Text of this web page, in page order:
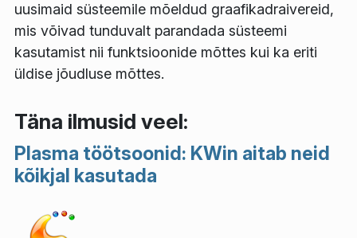
uusimaid süsteemile mõeldud graafikadraivereid,
mis võivad tunduvalt parandada süsteemi
kasutamist nii funktsioonide mõttes kui ka eriti
üldise jõudluse mõttes.
Täna ilmusid veel:
Plasma töötsoonid: KWin aitab neid
kõikjal kasutada